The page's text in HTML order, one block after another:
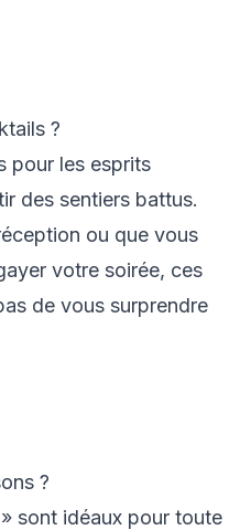
?
pour les esprits
des sentiers battus.
ou que vous
votre soirée, ces
de vous surprendre
?
sont idéaux pour toute